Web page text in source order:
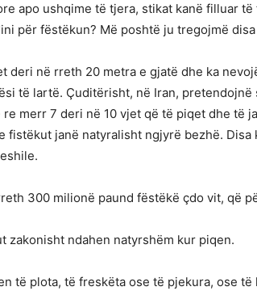
apo ushqime të tjera, stikat kanë filluar
për fëstëkun? Më poshtë ju tregojmë
deri në rreth 20 metra e gjatë dhe ka
të lartë. Çuditërisht, në Iran, pretendojnë
merr 7 deri në 10 vjet që të piqet dhe të
fistëkut janë natyralisht ngjyrë bezhë. Disa
300 milionë paund fëstëkë çdo vit, që
zakonisht ndahen natyrshëm kur piqen.
të plota, të freskëta ose të pjekura, ose